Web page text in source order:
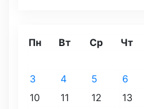
Пн Вт Ср Чт
3
4 5 6
10
11 12 13